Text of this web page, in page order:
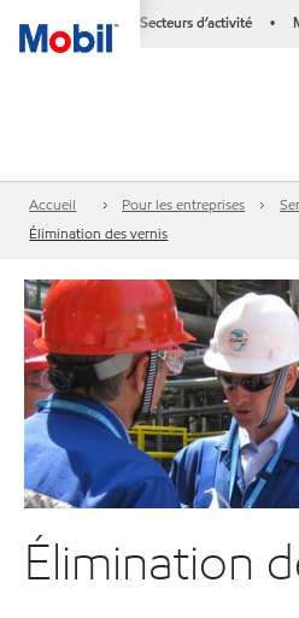
Secteurs d’activité •
Accueil Pour les entreprises
Élimination des vernis
Élimination